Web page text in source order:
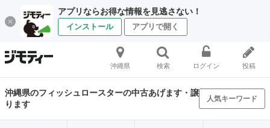
アプリならお得な情報を見逃さない！
インストール アプリで開く
沖縄県 検索 ログイン 投稿
沖縄県のフィッシュロースターの中古あげます・譲
ります
人気キーワード